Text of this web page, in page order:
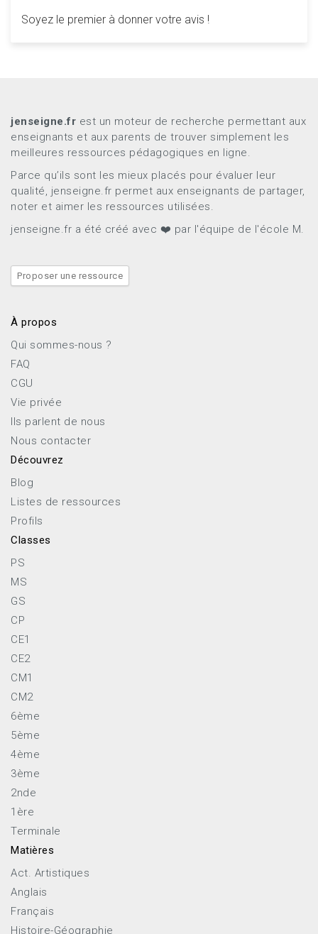
Soyez le premier à donner votre avis !
jenseigne.fr est un moteur de recherche permettant aux
enseignants et aux parents de trouver simplement les
meilleures ressources pédagogiques en ligne.
Parce qu’ils sont les mieux placés pour évaluer leur
qualité, jenseigne.fr permet aux enseignants de partager,
noter et aimer les ressources utilisées.
jenseigne.fr a été créé avec ❤️ par l'équipe de l'école M.
Proposer une ressource
À propos
Qui sommes-nous ?
FAQ
CGU
Vie privée
Ils parlent de nous
Nous contacter
Découvrez
Blog
Listes de ressources
Profils
Classes
PS
MS
GS
CP
CE1
CE2
CM1
CM2
6ème
5ème
4ème
3ème
2nde
1ère
Terminale
Matières
Act. Artistiques
Anglais
Français
Histoire-Géographie